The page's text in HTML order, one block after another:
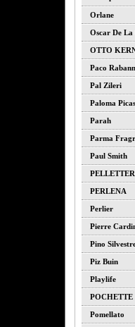
Orlane
Oscar De La
OTTO
Paco
Pal Zileri
Paloma
Parah
Parma
Paul Smith
PERLENA
Perlier
Pierre
Pino
Piz Buin
Playlife
POCHETTE
Pomellato